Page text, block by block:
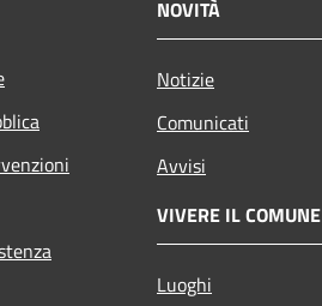
NOVITÀ
Notizie
Comunicati
Avvisi
VIVERE IL COMUNE
Luoghi